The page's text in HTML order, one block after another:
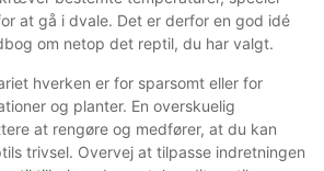
at gå i dvale. Det er derfor en god idé
om netop det reptil, du har valgt.
hverken er for sparsomt eller for
og planter. En overskuelig
at rengøre og medfører, at du kan
trivsel. Overvej at tilpasse indretningen